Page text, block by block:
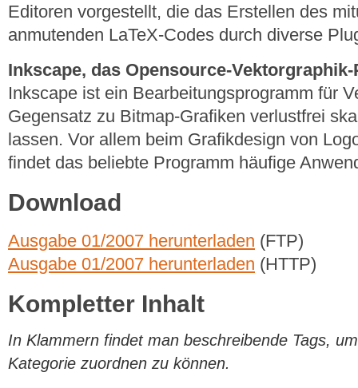
Editoren vorgestellt, die das Erstellen des
anmutenden LaTeX-Codes durch diverse
Inkscape, das Opensource-
Inkscape ist ein Bearbeitungsprogramm für
Gegensatz zu Bitmap-Grafiken verlustfrei
lassen. Vor allem beim Grafikdesign von
findet das beliebte Programm häufige
Download
Ausgabe 01/2007 herunterladen (FTP)
Ausgabe 01/2007 herunterladen (HTTP)
Kompletter Inhalt
In Klammern findet man beschreibende Tags,
Kategorie zuordnen zu können.